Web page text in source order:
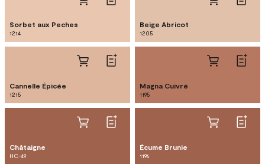
Sorbet aux Peches
1214
Beige Abricot
1205
Cannelle Épicée
1215
Magna Cuivré
1195
Châtaigne
HC-49
Écume Brunie
1196